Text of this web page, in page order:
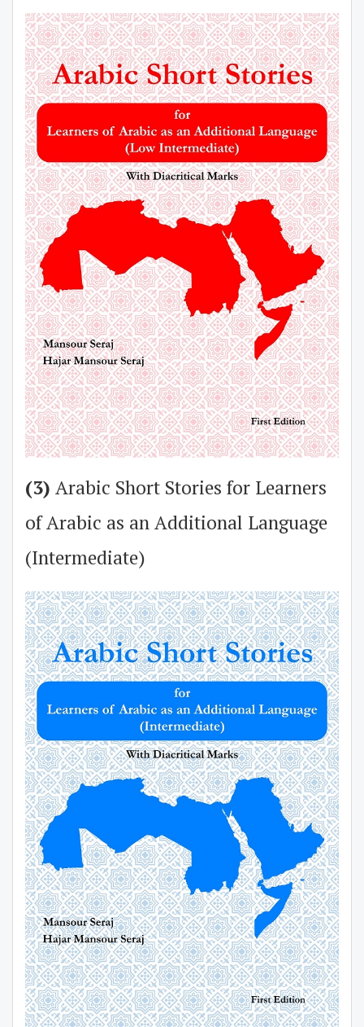
(3)Arabic Short Stories for Learners
of Arabic as an Additional Language
(Intermediate)